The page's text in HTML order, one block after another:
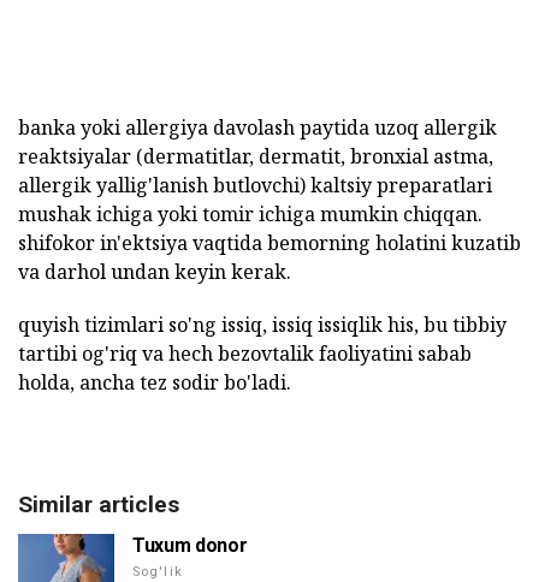
banka yoki allergiya davolash paytida uzoq allergik
reaktsiyalar (dermatitlar, dermatit, bronxial astma,
allergik yallig'lanish butlovchi) kaltsiy preparatlari
mushak ichiga yoki tomir ichiga mumkin chiqqan.
shifokor in'ektsiya vaqtida bemorning holatini kuzatib
va darhol undan keyin kerak.
quyish tizimlari so'ng issiq, issiq issiqlik his, bu tibbiy
tartibi og'riq va hech bezovtalik faoliyatini sabab
holda, ancha tez sodir bo'ladi.
Similar articles
Tuxum donor
Sog'lik